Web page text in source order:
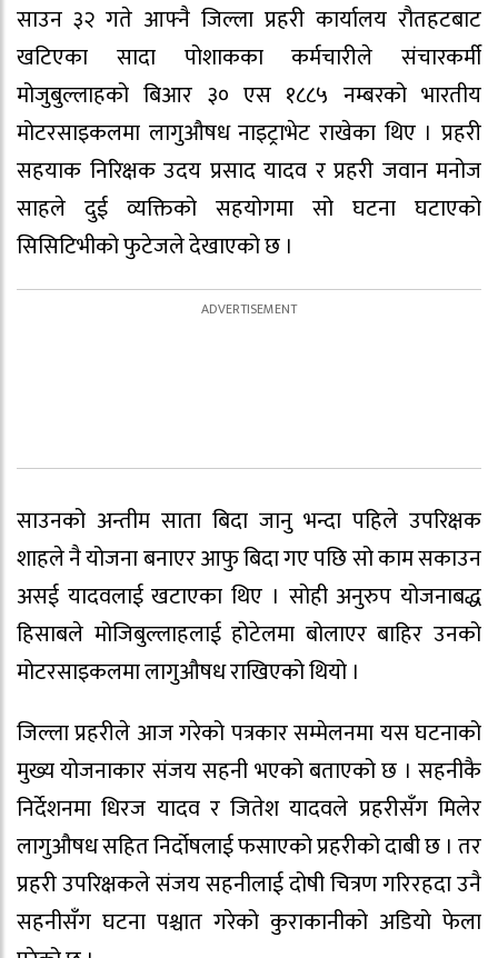
साउन ३२ गते आफ्नै जिल्ला प्रहरी कार्यालय रौतहटबाट
खटिएका सादा पोशाकका कर्मचारीले संचारकर्मी
मोजुबुल्लाहको बिआर ३० एस १८८५ नम्बरको भारतीय
मोटरसाइकलमा लागुऔषध नाइट्राभेट राखेका थिए । प्रहरी
सहयाक निरिक्षक उदय प्रसाद यादव र प्रहरी जवान मनोज
साहले दुई व्यक्तिको सहयोगमा सो घटना घटाएको
सिसिटिभीको फुटेजले देखाएको छ ।
साउनको अन्तीम साता बिदा जानु भन्दा पहिले उपरिक्षक
शाहले नै योजना बनाएर आफु बिदा गए पछि सो काम सकाउन
असई यादवलाई खटाएका थिए । सोही अनुरुप योजनाबद्ध
हिसाबले मोजिबुल्लाहलाई होटेलमा बोलाएर बाहिर उनको
मोटरसाइकलमा लागुऔषध राखिएको थियो ।
जिल्ला प्रहरीले आज गरेको पत्रकार सम्मेलनमा यस घटनाको
मुख्य योजनाकार संजय सहनी भएको बताएको छ । सहनीकै
निर्देशनमा धिरज यादव र जितेश यादवले प्रहरीसँग मिलेर
लागुऔषध सहित निर्दोषलाई फसाएको प्रहरीको दाबी छ । तर
प्रहरी उपरिक्षकले संजय सहनीलाई दोषी चित्रण गरिरहदा उनै
सहनीसँग घटना पश्चात गरेको कुराकानीको अडियो फेला